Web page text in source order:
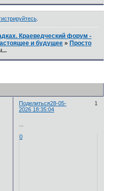
.
Краеведческий форум -
и будущее » Просто
Поделиться 1
28-05-
2026 18:35:04
0